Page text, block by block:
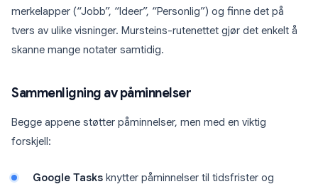
merkelapper (“Jobb”, “Ideer”, “Personlig”) og finne det på
tvers av ulike visninger. Mursteins-rutenettet gjør det enkelt å
skanne mange notater samtidig.
Sammenligning av påminnelser
Begge appene støtter påminnelser, men med en viktig
forskjell:
Google Tasks knytter påminnelser til tidsfrister og